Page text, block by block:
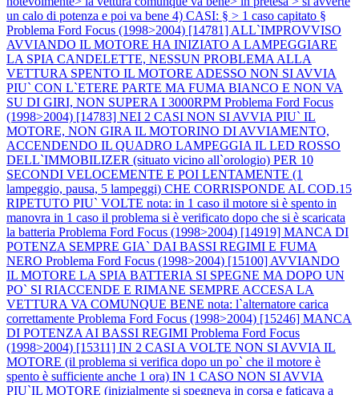
un calo di potenza e poi va bene 4) CASI: § > 1 caso capitato §
Problema Ford Focus (1998>2004) [14781] ALL`IMPROVVISO
AVVIANDO IL MOTORE HA INIZIATO A LAMPEGGIARE
LA SPIA CANDELETTE, NESSUN PROBLEMA ALLA
VETTURA SPENTO IL MOTORE ADESSO NON SI AVVIA
PIU` CON L`ETERE PARTE MA FUMA BIANCO E NON VA
SU DI GIRI, NON SUPERA I 3000RPM Problema Ford Focus
(1998>2004) [14783] NEI 2 CASI NON SI AVVIA PIU` IL
MOTORE, NON GIRA IL MOTORINO DI AVVIAMENTO,
ACCENDENDO IL QUADRO LAMPEGGIA IL LED ROSSO
DELL`IMMOBILIZER (situato vicino all`orologio) PER 10
SECONDI VELOCEMENTE E POI LENTAMENTE (1
lampeggio, pausa, 5 lampeggi) CHE CORRISPONDE AL COD.15
RIPETUTO PIU` VOLTE nota: in 1 caso il motore si è spento in
manovra in 1 caso il problema si è verificato dopo che si è scaricata
la batteria Problema Ford Focus (1998>2004) [14919] MANCA DI
POTENZA SEMPRE GIA` DAI BASSI REGIMI E FUMA
NERO Problema Ford Focus (1998>2004) [15100] AVVIANDO
IL MOTORE LA SPIA BATTERIA SI SPEGNE MA DOPO UN
PO` SI RIACCENDE E RIMANE SEMPRE ACCESA LA
VETTURA VA COMUNQUE BENE nota: l`alternatore carica
correttamente Problema Ford Focus (1998>2004) [15246] MANCA
DI POTENZA AI BASSI REGIMI Problema Ford Focus
(1998>2004) [15311] IN 2 CASI A VOLTE NON SI AVVIA IL
MOTORE (il problema si verifica dopo un po` che il motore è
spento è sufficiente anche 1 ora) IN 1 CASO NON SI AVVIA
PIU`IL MOTORE (inizialmente si spegneva in corsa e faticava a